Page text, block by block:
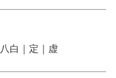
八白｜定｜虚